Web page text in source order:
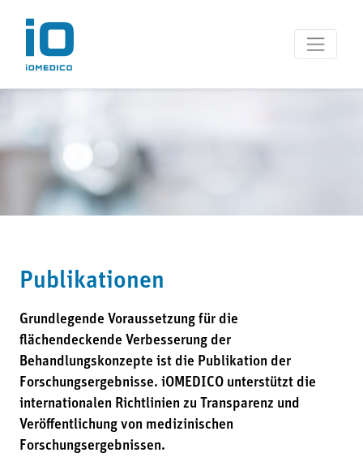
Publikationen
Grundlegende Voraussetzung für die
flächendeckende Verbesserung der
Behandlungskonzepte ist die Publikation der
Forschungsergebnisse. iOMEDICO unterstützt die
internationalen Richtlinien zu Transparenz und
Veröffentlichung von medizinischen
Forschungsergebnissen.